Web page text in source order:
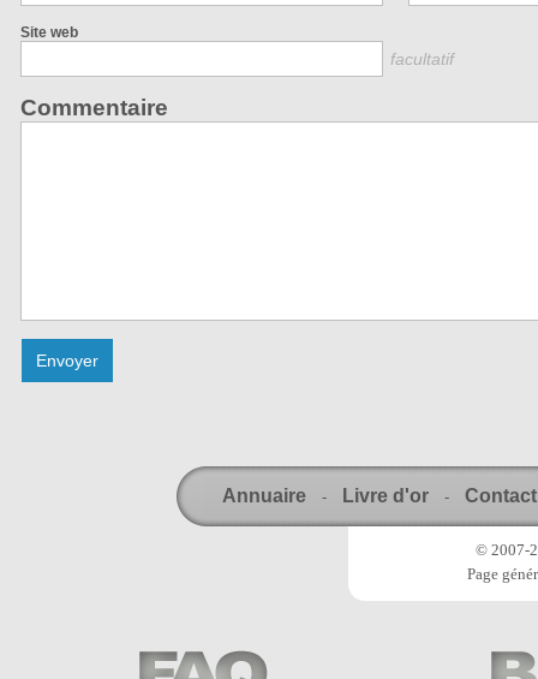
Site web
facultatif
Commentaire
Annuaire - Livre d'or - Contact
© 2007-
Page